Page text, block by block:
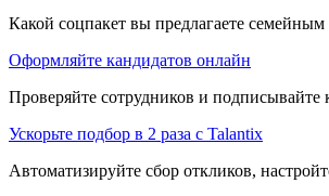
Какой соцпакет вы предлагаете семейным
Оформляйте кандидатов онлайн
Проверяйте сотрудников и
Ускорьте подбор в 2 раза с Talantix
Автоматизируйте сбор откликов,